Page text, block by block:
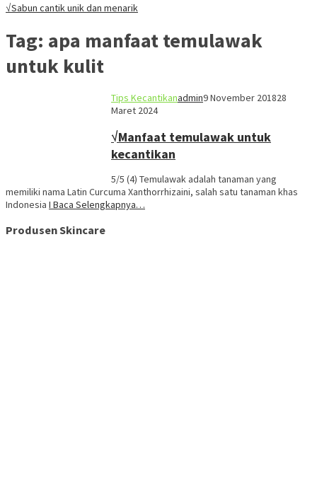
√Sabun cantik unik dan menarik
Tag: apa manfaat temulawak
untuk kulit
Tips Kecantikanadmin9 November 201828
Maret 2024
√Manfaat temulawak untuk
kecantikan
5/5 (4) Temulawak adalah tanaman yang
memiliki nama Latin Curcuma Xanthorrhizaini, salah satu tanaman khas
Indonesia I Baca Selengkapnya…
Produsen Skincare